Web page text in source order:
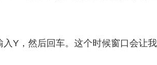
Y，然后回车。这个时候窗口会让